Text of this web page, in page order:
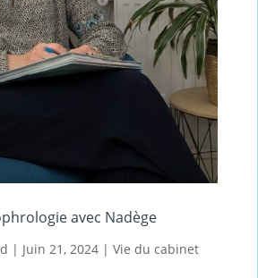
avec Nadège
| Juin 21, 2024| Vie du cabinet